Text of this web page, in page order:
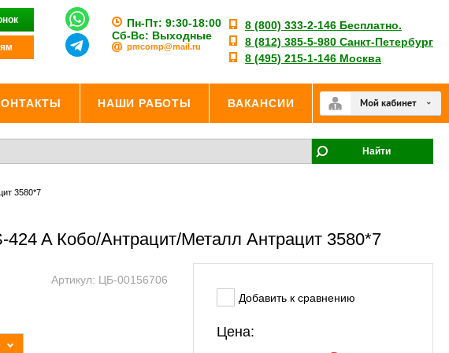
Пн-Пт: 9:30-18:00
Сб-Вс: Выходные
pmcomp@mail.ru
8 (800) 333-2-146 Бесплатно.
8 (812) 385-5-980 Санкт-Петербург
8 (495) 215-1-146 Москва
НАШИ РАБОТЫ ВАКАНСИИ
Найти
3580*7
A Кобо/Антрацит/Металл Антрацит 3580*7
Артикул: ЦБ-00156706
Добавить к сравнению
Цена: